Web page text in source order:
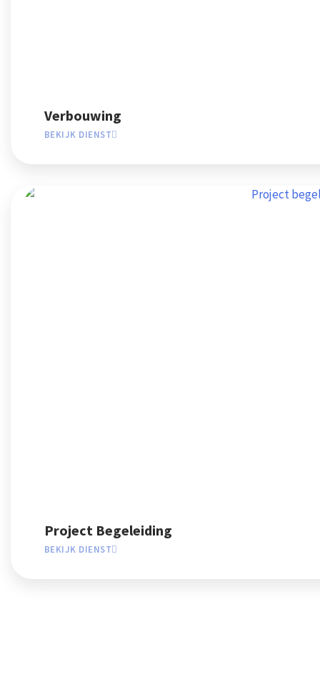
Verbouwing
BEKIJK DIENST
Project Begeleiding
BEKIJK DIENST